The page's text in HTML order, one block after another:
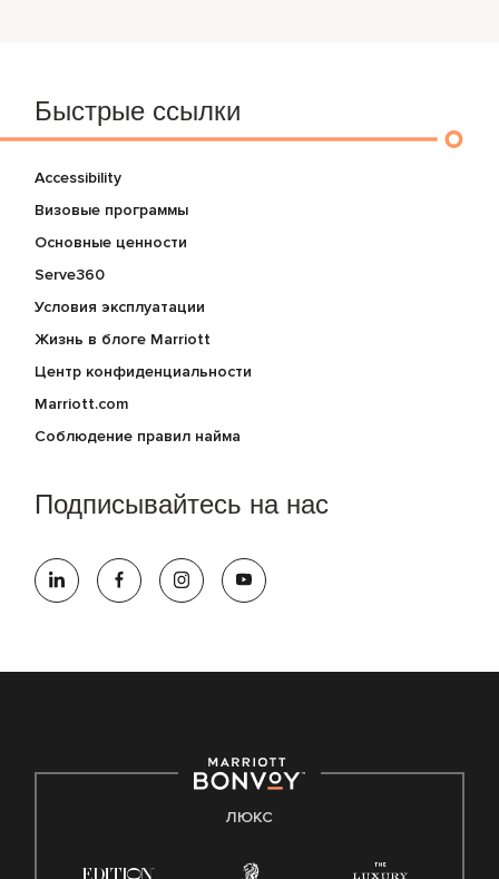
Быстрые ссылки
Accessibility
Визовые программы
Основные ценности
Serve360
Условия эксплуатации
Жизнь в блоге Marriott
Центр конфиденциальности
Marriott.com
Соблюдение правил найма
Подписывайтесь на нас
ЛЮКС